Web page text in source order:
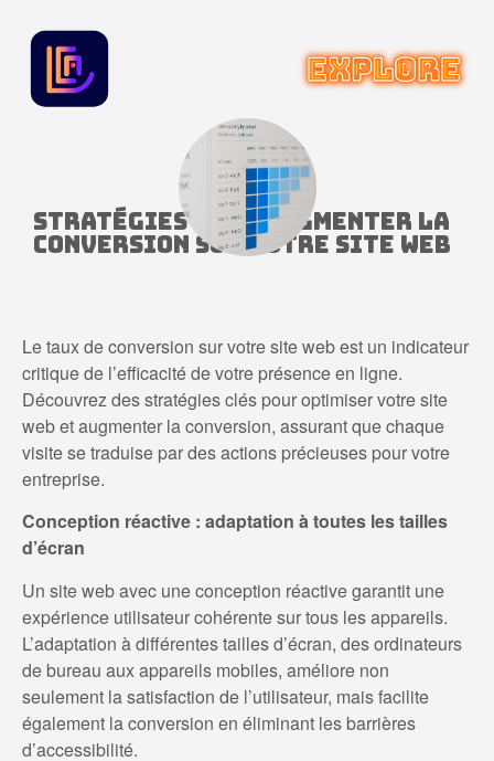
Stratégies pour Augmenter la
Conversion sur Votre Site Web
Le taux de conversion sur votre site web est un indicateur
critique de l’efficacité de votre présence en ligne.
Découvrez des stratégies clés pour optimiser votre site
web et augmenter la conversion, assurant que chaque
visite se traduise par des actions précieuses pour votre
entreprise.
Conception réactive : adaptation à toutes les tailles
d’écran
Un site web avec une conception réactive garantit une
expérience utilisateur cohérente sur tous les appareils.
L’adaptation à différentes tailles d’écran, des ordinateurs
de bureau aux appareils mobiles, améliore non
seulement la satisfaction de l’utilisateur, mais facilite
également la conversion en éliminant les barrières
d’accessibilité.